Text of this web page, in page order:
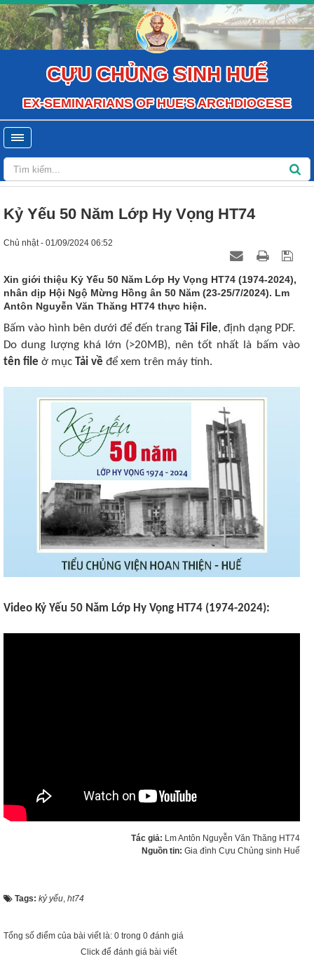
CỰU CHỦNG SINH HUẾ
EX-SEMINARIANS OF HUE'S ARCHDIOCESE
Kỷ Yếu 50 Năm Lớp Hy Vọng HT74
Chủ nhật - 01/09/2024 06:52
Xin giới thiệu Kỷ Yếu 50 Năm Lớp Hy Vọng HT74 (1974-2024),
nhân dịp Hội Ngộ Mừng Hồng ân 50 Năm (23-25/7/2024). Lm
Antôn Nguyễn Văn Thăng HT74 thực hiện.
Bấm vào hình bên dưới để đến trang Tải File, định dạng PDF.
Do dung lượng khá lớn (>20MB), nên tốt nhất là bấm vào
tên file ở mục Tải về để xem trên máy tính.
Video Kỷ Yếu 50 Năm Lớp Hy Vọng HT74 (1974-2024):
Tác giả: Lm Antôn Nguyễn Văn Thăng HT74
Nguồn tin: Gia đình Cựu Chủng sinh Huế
Tags: kỷ yếu, ht74
Tổng số điểm của bài viết là: 0 trong 0 đánh giá
Click để đánh giá bài viết